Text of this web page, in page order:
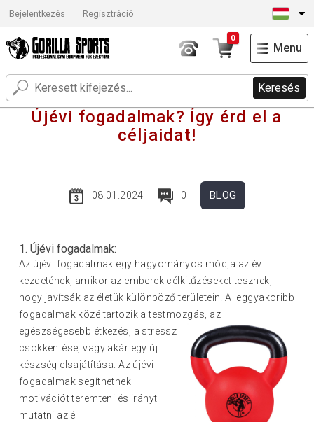
Bejelentkezés Regisztráció
Keresés
0
Menu
Újévi fogadalmak? Így érd el a
céljaidat!
08.01.2024 0 BLOG
1. Újévi fogadalmak:
Az újévi fogadalmak egy hagyományos módja az év
kezdetének, amikor az emberek célkitűzéseket tesznek,
hogy javítsák az életük különböző területein. A leggyakoribb
fogadalmak közé tartozik a testmozgás, az
egészségesebb étkezés, a stressz
csökkentése, vagy akár egy új
készség elsajátítása. Az újévi
fogadalmak segíthetnek
motivációt teremteni és irányt
mutatni az é